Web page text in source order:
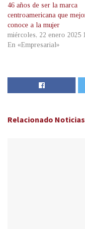
46 años de ser la marca
centroamericana que
conoce a la mujer
miércoles, 22 enero 2025
En «Empresarial»
Relacionado Noticias